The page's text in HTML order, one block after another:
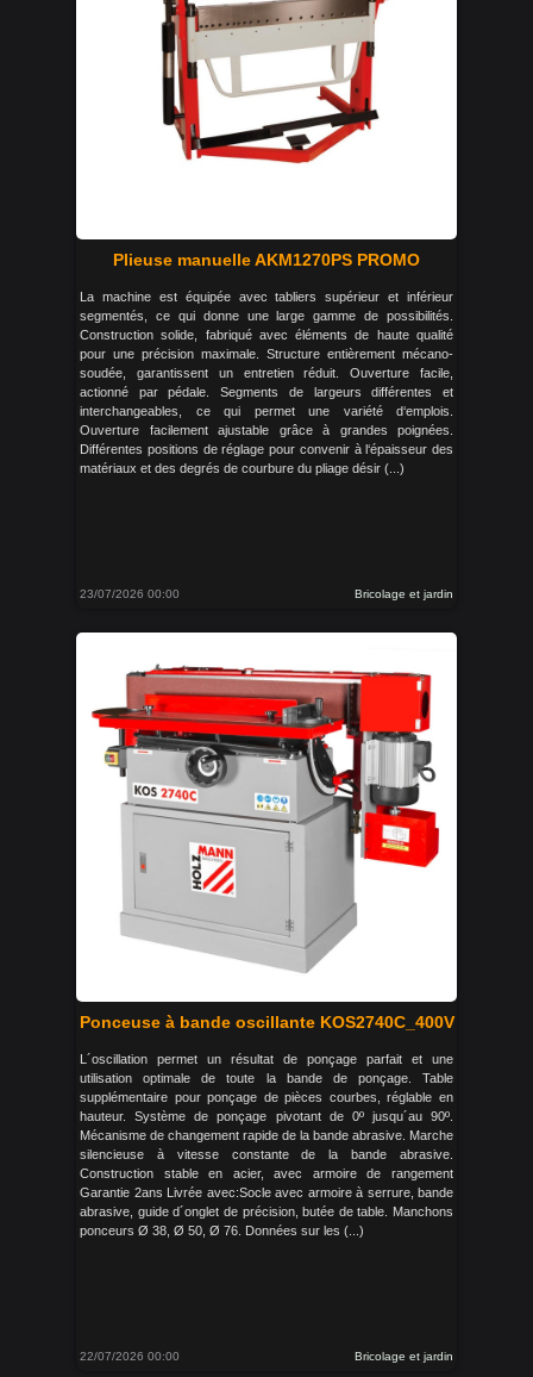
Plieuse manuelle AKM1270PS PROMO
La machine est équipée avec tabliers supérieur et inférieur
segmentés, ce qui donne une large gamme de possibilités.
Construction solide, fabriqué avec éléments de haute qualité
pour une précision maximale. Structure entièrement mécano-
soudée, garantissent un entretien réduit. Ouverture facile,
actionné par pédale. Segments de largeurs différentes et
interchangeables, ce qui permet une variété d‘emplois.
Ouverture facilement ajustable grâce à grandes poignées.
Différentes positions de réglage pour convenir à l‘épaisseur des
matériaux et des degrés de courbure du pliage désir (...)
23/07/2026 00:00 Bricolage et jardin
Ponceuse à bande oscillante KOS2740C_400V
L´oscillation permet un résultat de ponçage parfait et une
utilisation optimale de toute la bande de ponçage. Table
supplémentaire pour ponçage de pièces courbes, réglable en
hauteur. Système de ponçage pivotant de 0º jusqu´au 90º.
Mécanisme de changement rapide de la bande abrasive. Marche
silencieuse à vitesse constante de la bande abrasive.
Construction stable en acier, avec armoire de rangement
Garantie 2ans Livrée avec:Socle avec armoire à serrure, bande
abrasive, guide d´onglet de précision, butée de table. Manchons
ponceurs Ø 38, Ø 50, Ø 76. Données sur les (...)
22/07/2026 00:00 Bricolage et jardin